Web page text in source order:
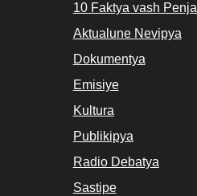
10 Faktya vash
Aktualune Nevipya
Dokumentya
Emisiye
Kultura
Publikipya
Radio Debatya
Sastipe